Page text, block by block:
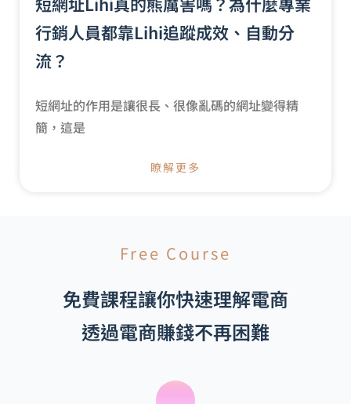
行銷人員都靠Lihi追蹤成效、自動分
流？
短網址的作用是讓很長、很像亂碼的網址變得精
簡，這是
瞭解更多
Free Course
免費課程讓你快速理解電商
透過電商賺錢不再困難